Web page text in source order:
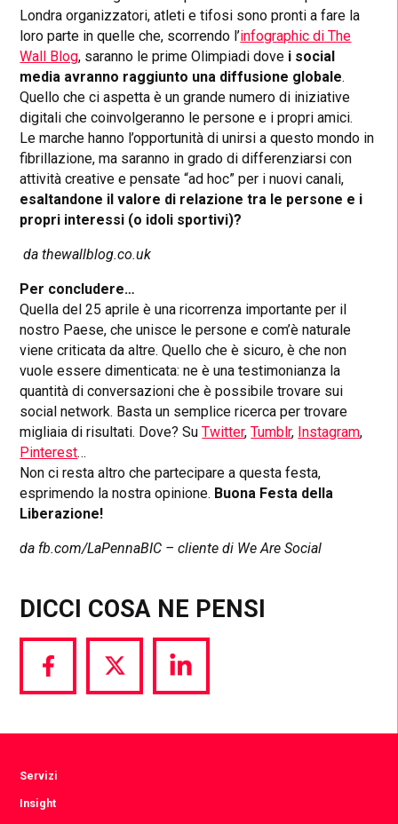
Londra organizzatori, atleti e tifosi sono pronti a fare la
loro parte in quelle che, scorrendo l’infographic di The
Wall Blog, saranno le prime Olimpiadi dove i social
media avranno raggiunto una diffusione globale.
Quello che ci aspetta è un grande numero di iniziative
digitali che coinvolgeranno le persone e i propri amici.
Le marche hanno l’opportunità di unirsi a questo mondo in
fibrillazione, ma saranno in grado di differenziarsi con
attività creative e pensate “ad hoc” per i nuovi canali,
esaltandone il valore di relazione tra le persone e i
propri interessi (o idoli sportivi)?
da thewallblog.co.uk
Per concludere…
Quella del 25 aprile è una ricorrenza importante per il
nostro Paese, che unisce le persone e com’è naturale
viene criticata da altre. Quello che è sicuro, è che non
vuole essere dimenticata: ne è una testimonianza la
quantità di conversazioni che è possibile trovare sui
social network. Basta un semplice ricerca per trovare
migliaia di risultati. Dove? SuTwitter,Tumblr, Instagram,
Pinterest…
Non ci resta altro che partecipare a questa festa,
esprimendo la nostra opinione. Buona Festa della
Liberazione!
da fb.com/LaPennaBIC – cliente di We Are Social
DICCI COSA NE PENSI
Share
via
Share
via
Share
via
Servizi
Insight